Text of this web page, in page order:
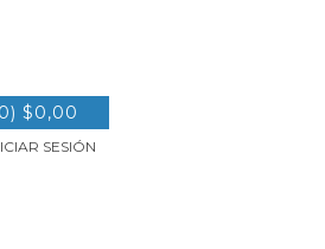
0) $0,00
SESIÓN